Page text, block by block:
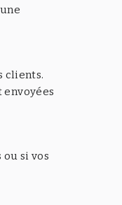
clients.
envoyées
si vos